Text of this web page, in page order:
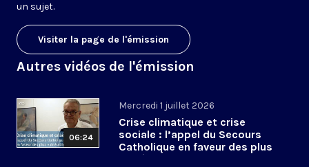
un sujet.
Visiter la page de l'émission
Autres vidéos de l'émission
06:24
Mercredi 1 juillet 2026
Crise climatique et crise
sociale : l’appel du Secours
Catholique en faveur des plus
vulnérables